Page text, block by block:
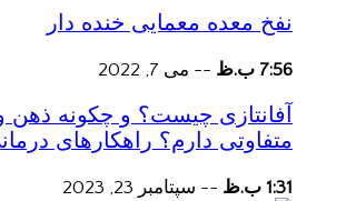
نفخ معده معمایی خنده دار
7:56 ب.ظ -- می 7, 2022
آفانتازی چیست؟ و چکونه ذهن
متفاوتی دارم؟ راهکارهای
1:31 ب.ظ -- سپتامبر 23, 2023